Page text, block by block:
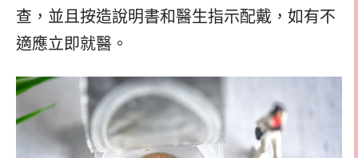
查，並且按造說明書和醫生指示配戴，如有不
適應立即就醫。